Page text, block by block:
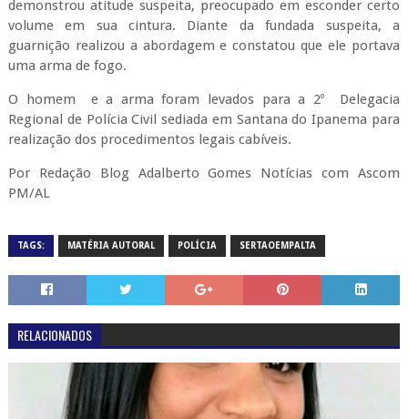
demonstrou atitude suspeita, preocupado em esconder certo
volume em sua cintura. Diante da fundada suspeita, a
guarnição realizou a abordagem e constatou que ele portava
uma arma de fogo.
O homem e a arma foram levados para a 2º Delegacia
Regional de Polícia Civil sediada em Santana do Ipanema para
realização dos procedimentos legais cabíveis.
Por Redação Blog Adalberto Gomes Notícias com Ascom
PM/AL
TAGS: MATÉRIA AUTORAL POLÍCIA SERTAOEMPALTA
RELACIONADOS